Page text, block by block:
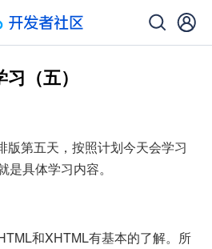
（五）
版第五天，按照计划今天会学习
具体学习内容。
和XHTML有基本的了解。所